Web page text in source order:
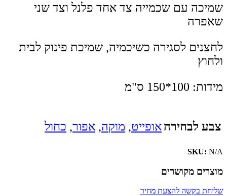
שמיכה עם שכמייה צד אחד פלנל וצד שני
שאפרה
לחצנים לסגירה כשיכמיה, שמיכת פינוק לבית
ולחוץ
מידות: 100*150 ס"מ
צבע לבחירהאופייט, מוקה, אפור, כחול
SKU: N/A
מוצרים מקושרים
שליחת בקשה להצעת מחיר